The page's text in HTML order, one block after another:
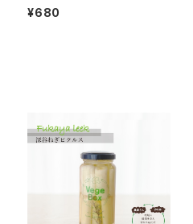
おうちごはん＊ギフト◆
¥680